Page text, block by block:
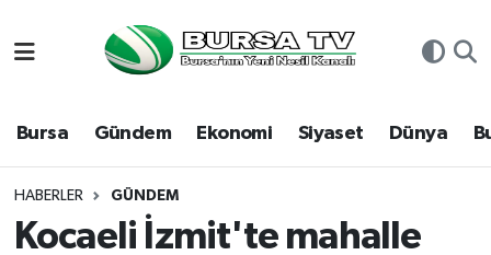
Bursa Gündem Ekonomi Siyaset Dünya
HABERLER GÜNDEM
Kocaeli İzmit'te mahalle
Bursa
Dünya
Eğitim
Hava Durumu
Namaz Vakitleri
Trafik Durumu